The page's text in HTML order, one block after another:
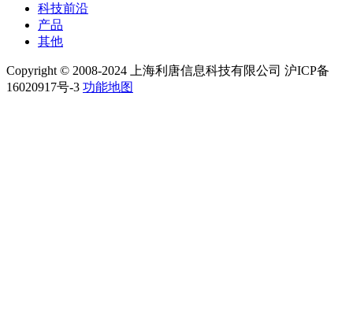
科技前沿
产品
其他
Copyright © 2008-2024 上海利唐信息科技有限公司 沪ICP备
16020917号-3 功能地图